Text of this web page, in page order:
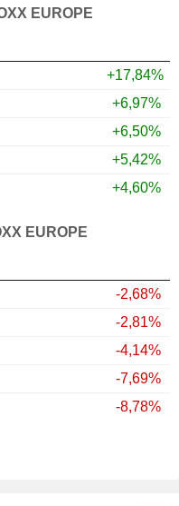
EUROPE
+17,84%
+6,97%
+6,50%
+5,42%
+4,60%
EUROPE
-2,68%
-2,81%
-4,14%
-7,69%
-8,78%